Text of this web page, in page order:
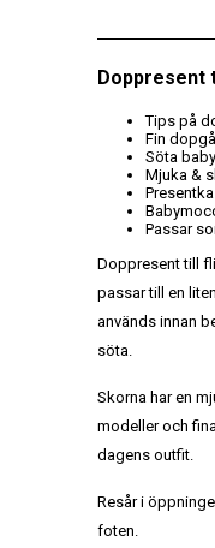
Doppresent
Tips på
Fin
Söta
Mjuka &
Passar
Doppresent till
passar till en
används innan
söta.
Skorna har en
modeller och
dagens outfit.
Resår i
foten.